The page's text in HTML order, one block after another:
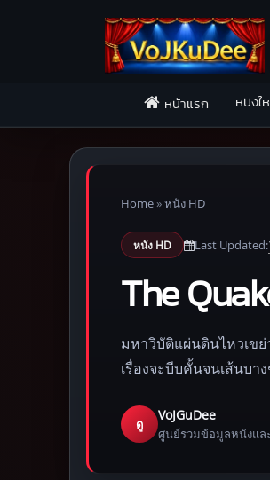
หน้าแรก หนังใ
Home»หนัง HD
หนัง HD Last Updated:
The
มหาวิบัติแผ่นดินไหวเข
เรื่องจะบีบคั้นจนเส้นบา
ดู
VoJGuDee
ศูนย์รวมข้อมูลหนังแล